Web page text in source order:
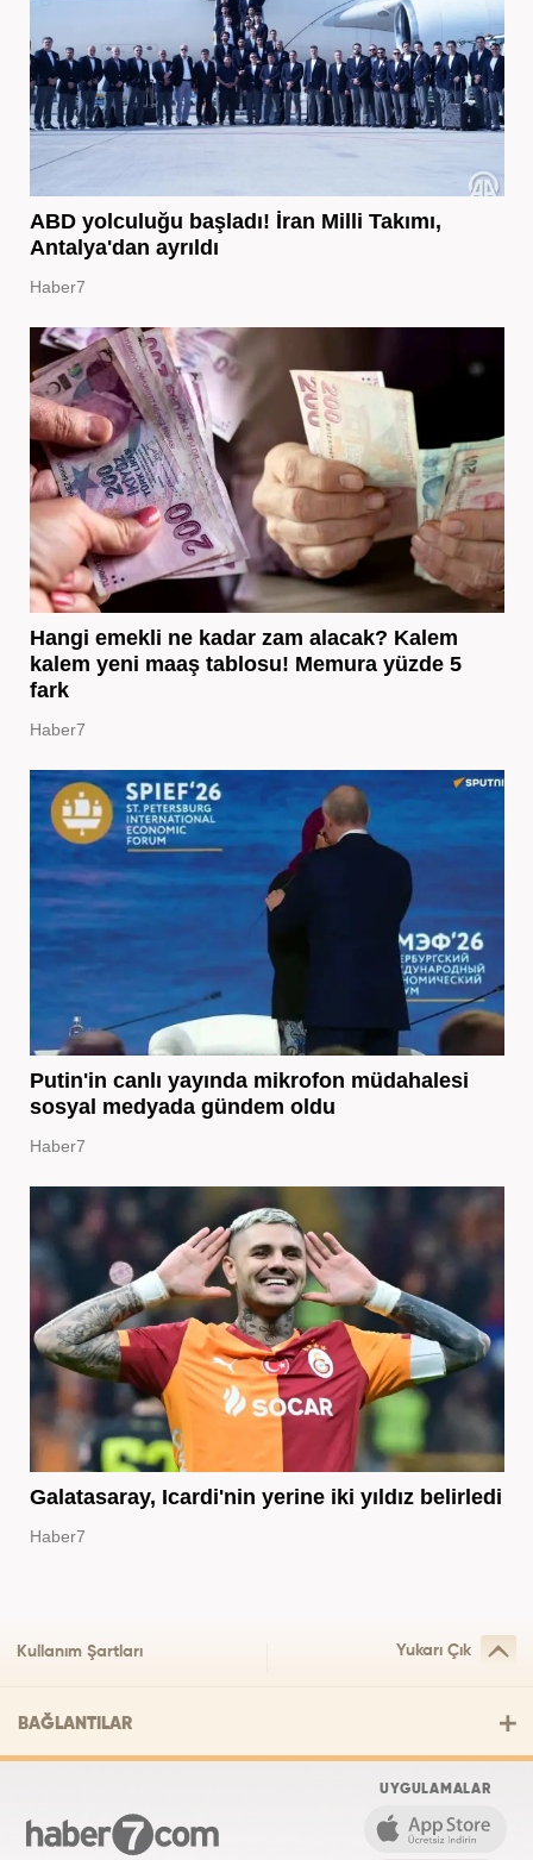
ABD yolculuğu başladı! İran Milli Takımı,
Antalya'dan ayrıldı
Haber7
Hangi emekli ne kadar zam alacak? Kalem
kalem yeni maaş tablosu! Memura yüzde 5
fark
Haber7
Putin'in canlı yayında mikrofon müdahalesi
sosyal medyada gündem oldu
Haber7
Galatasaray, Icardi'nin yerine iki yıldız belirledi
Haber7
Kullanım Şartları Yukarı Çık
BAĞLANTILAR
UYGULAMALAR